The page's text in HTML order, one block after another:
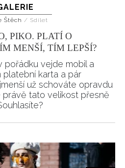
Štěch / Sdílet
PIKO. PLATÍ O
MENŠÍ, TÍM LEPŠÍ?
pořádku vejde mobil a
platební karta a pár
už schováte opravdu
právě tato velikost přesně